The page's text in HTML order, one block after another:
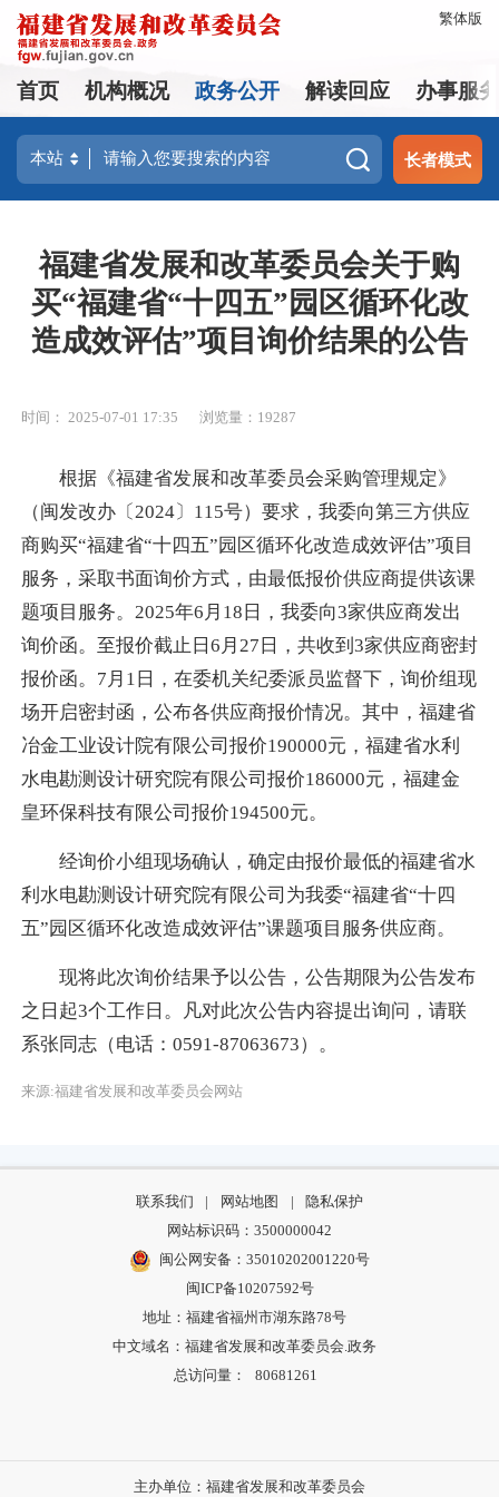
繁体版
首页 机构概况 政务公开 解读回应 办事服
长者模式
福建省发展和改革委员会关于购
买“福建省“十四五”园区循环化改
造成效评估”项目询价结果的公告
时间： 2025-07-01 17:35 浏览量：19287
根据《福建省发展和改革委员会采购管理规定》
（闽发改办〔2024〕115号）要求，我委向第三方供应
商购买“福建省“十四五”园区循环化改造成效评估”项目
服务，采取书面询价方式，由最低报价供应商提供该课
题项目服务。2025年6月18日，我委向3家供应商发出
询价函。至报价截止日6月27日，共收到3家供应商密封
报价函。7月1日，在委机关纪委派员监督下，询价组现
场开启密封函，公布各供应商报价情况。其中，福建省
冶金工业设计院有限公司报价190000元，福建省水利
水电勘测设计研究院有限公司报价186000元，福建金
皇环保科技有限公司报价194500元。
经询价小组现场确认，确定由报价最低的福建省水
利水电勘测设计研究院有限公司为我委“福建省“十四
五”园区循环化改造成效评估”课题项目服务供应商。
现将此次询价结果予以公告，公告期限为公告发布
之日起3个工作日。凡对此次公告内容提出询问，请联
系张同志（电话：0591-87063673）。
来源:福建省发展和改革委员会网站
联系我们 | 网站地图 |
隐私保护
网站标识码：3500000042
闽公网安备：35010202001220号
闽ICP备10207592号
地址：福建省福州市湖东路78号
中文域名：福建省发展和改革委员会.政务
总访问量：
80681261
主办单位：福建省发展和改革委员会